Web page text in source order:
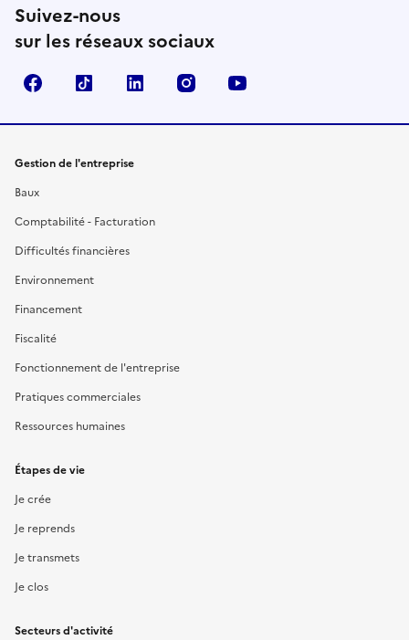
Suivez-nous
sur les réseaux sociaux
FacebookTikTok Linkedin Instagram
Gestion de l'entreprise
Baux
Comptabilité - Facturation
Difficultés financières
Environnement
Financement
Fiscalité
Fonctionnement de l'entreprise
Pratiques commerciales
Ressources humaines
Étapes de vie
Je crée
Je reprends
Je transmets
Je clos
Secteurs d'activité